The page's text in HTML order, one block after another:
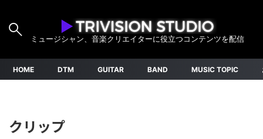
ミュージシャン、音楽クリエイターに役立つコンテンツを配信
HOME DTM GUITAR BAND MUSIC TOPIC
クリップ